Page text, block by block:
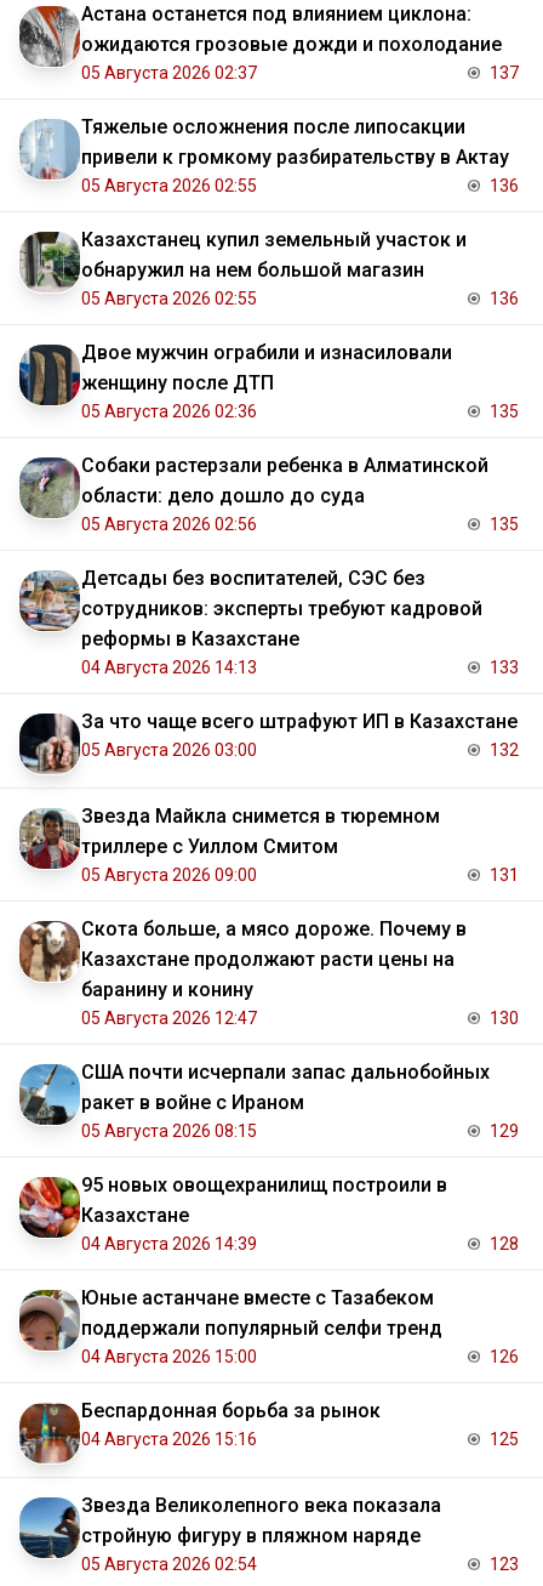
Астана останется под влиянием циклона:
ожидаются грозовые дожди и похолодание
05 Августа 2026 02:37 137
Тяжелые осложнения после липосакции
привели к громкому разбирательству в Актау
05 Августа 2026 02:55 136
Казахстанец купил земельный участок и
обнаружил на нем большой магазин
05 Августа 2026 02:55 136
Двое мужчин ограбили и изнасиловали
женщину после ДТП
05 Августа 2026 02:36 135
Собаки растерзали ребенка в Алматинской
области: дело дошло до суда
05 Августа 2026 02:56 135
Детсады без воспитателей, СЭС без
сотрудников: эксперты требуют кадровой
реформы в Казахстане
04 Августа 2026 14:13 133
За что чаще всего штрафуют ИП в Казахстане
05 Августа 2026 03:00 132
Звезда Майкла снимется в тюремном
триллере с Уиллом Смитом
05 Августа 2026 09:00 131
Скота больше, а мясо дороже. Почему в
Казахстане продолжают расти цены на
баранину и конину
05 Августа 2026 12:47 130
США почти исчерпали запас дальнобойных
ракет в войне с Ираном
05 Августа 2026 08:15 129
95 новых овощехранилищ построили в
Казахстане
04 Августа 2026 14:39 128
Юные астанчане вместе с Тазабеком
поддержали популярный селфи тренд
04 Августа 2026 15:00 126
Беспардонная борьба за рынок
04 Августа 2026 15:16 125
Звезда Великолепного века показала
стройную фигуру в пляжном наряде
05 Августа 2026 02:54 123